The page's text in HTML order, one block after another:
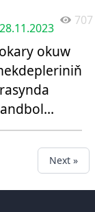
tapgyry
28.11.2023
707
okuw
geçirilýär
Next »